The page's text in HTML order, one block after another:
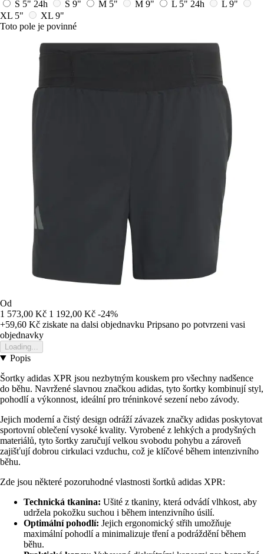
S 5" 24h S 9" M 5" M 9" L 5" 24h
L 9"
XL 5"
XL 9"
Toto pole je povinné
Od
1 573,00 Kč 1 192,00 Kč -24%
+59,60 Kč ziskate na dalsi objednavku Pripsano po potvrzeni vasi
objednavky
Loading...
Popis
Šortky adidas XPR jsou nezbytným kouskem pro všechny nadšence
do běhu. Navržené slavnou značkou adidas, tyto šortky kombinují styl,
pohodlí a výkonnost, ideální pro tréninkové sezení nebo závody.
Jejich moderní a čistý design odráží závazek značky adidas poskytovat
sportovní oblečení vysoké kvality. Vyrobené z lehkých a prodyšných
materiálů, tyto šortky zaručují velkou svobodu pohybu a zároveň
zajišťují dobrou cirkulaci vzduchu, což je klíčové během intenzivního
běhu.
Zde jsou některé pozoruhodné vlastnosti šortků adidas XPR:
Technická tkanina: Ušité z tkaniny, která odvádí vlhkost, aby
udržela pokožku suchou i během intenzivního úsilí.
Optimální pohodlí: Jejich ergonomický střih umožňuje
maximální pohodlí a minimalizuje tření a podráždění během
běhu.